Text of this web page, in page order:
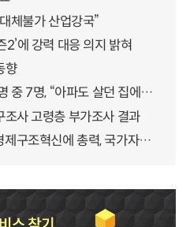
체불가 산업강국”
2’에 강력 대응 의지 밝혀
향
장기요양 재가 어르신 10명 중 7명, “아파도 살던 집에서 살겠다” 「2025년 장기요양실태조사」 결과 발표
사 고령층 부가조사 결과
잠재성장률 반등을 위해 경제구조혁신에 총력, 국가자산 관리체계 대전환